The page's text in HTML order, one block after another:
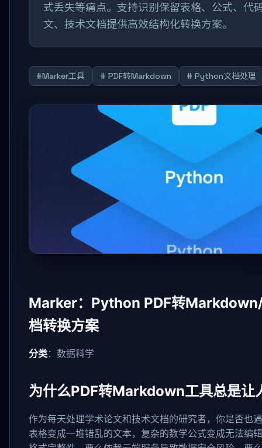
式丢失等痛点。支持识别保留表格、公式、代
文、技术文档提供高效结构化转换方案。
#Marker工具 # PDF转Markdown # Python文档处理
Marker：Python PDF转
档转换方案
分类：数据科学
为什么PDF转Markdown工具总是让
作为每天处理学术论文和技术文档的研究者，你是否也
表格变成一堆错乱的文本，复杂的数学公式变成无法编